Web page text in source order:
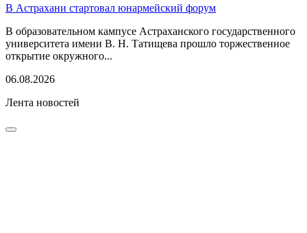
В Астрахани стартовал юнармейский форум
В образовательном кампусе Астраханского государственного
университета имени В. Н. Татищева прошло торжественное
открытие окружного...
06.08.2026
Лента новостей